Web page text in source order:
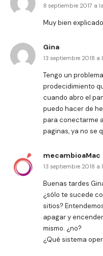
8 septiembre 2017 a
Muy bien
Gina
13 septiembre 2018 a
Tengo un
prodecidimiento
cuando abro el
puedo hacer de
para conectarme
paginas, ya no se
mecambioaMac
13 septiembre 2018 a
Buenas tardes
¿sólo te sucede
sitios?
apagar y
mismo. ¿no?
¿Qué sistema